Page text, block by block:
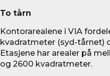
To tårn
Kontorarealene i VIA
kvadratmeter (syd-tårnet)
Etasjene har arealer på
og 2600 kvadratmeter.